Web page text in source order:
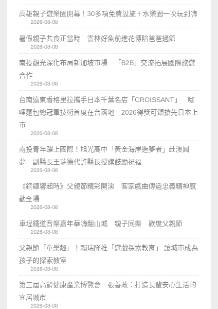
高雄親子遊樂園開幕！30多項免費設施＋水樂園一次玩到嗨
2026-08-08
暑假親子共食正當時 雲林好魚前進花博陪爸爸過節
2026-08-08
南投觀光深化布局新加坡市場 「B2B」交流拓展國際旅遊
合作
2026-08-08
台南遠東香格里拉攜手日本千葉名店「CROISSANT」 咖
哩麵包總冠軍技術首度在台落地 2026得獎可頌搶先日本上
市
2026-08-08
南投青年躍上國際！旭光高中「黃金海岸造夢者」赴澳圓
夢 副縣長王瑞德代許縣長授旗鼓勵祝福
2026-08-08
《銅鑼響起時》父親節精彩開演 客家戲曲傳遞忠義精神感
動全場
2026-08-08
車埕鐵道音樂嘉年華嗨翻山城 親子同樂 歡度父親節
2026-08-08
父親節「童樂趣」！賴瑞隆推「遊戲探索教育」 讓城市成為
孩子的探索教室
2026-08-08
第三屆高齡健康產業博覽會 張善政：打造長輩安心生活的
宜居城市
2026-08-08